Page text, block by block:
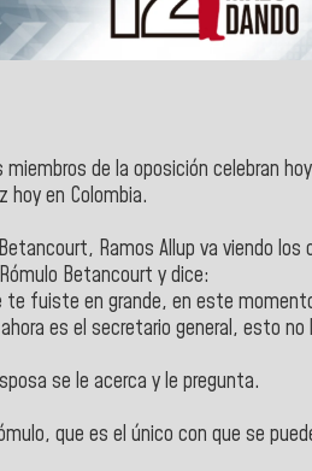
de la oposición celebran
hoy en Colombia.
Ramos Allup va viendo
Betancourt y dice:
te fuiste en grande, en este
es el secretario general, esto no
se le acerca y le pregunta.
que es el único con que se